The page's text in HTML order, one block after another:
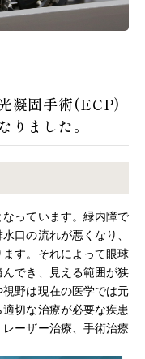
凝固手術(ECP)
ました。
っています。緑内障で
口の流れが悪くなり、
す。それによって眼球
でき、見える範囲が狭
野は現在の医学では元
切な治療が必要な疾患
ーザー治療、手術治療